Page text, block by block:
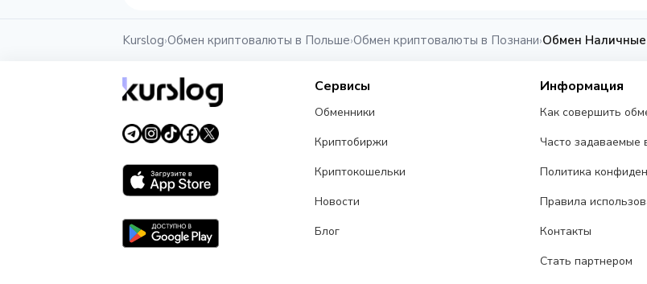
Kurslog›Обмен криптовалюты в Польше›Обмен криптовалюты в Познани›Обмен Наличные
Сервисы
Обменники
Криптобиржи
Криптокошельки
Новости
Блог
Информация
Как совершить
Часто задаваемые
Политика
Правила
Контакты
Стать партнером